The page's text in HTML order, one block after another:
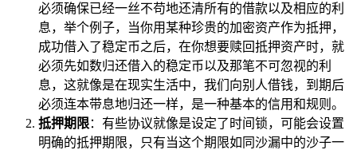
必须确保已经一丝不苟地还清所有的借款以及相应的利
息，举个例子，当你用某种珍贵的加密资产作为抵押，
成功借入了稳定币之后，在你想要赎回抵押资产时，就
必须先如数归还借入的稳定币以及那笔不可忽视的利
息，这就像是在现实生活中，我们向别人借钱，到期后
必须连本带息地归还一样，是一种基本的信用和规则。
抵押期限：有些协议就像是设定了时间锁，可能会设置
明确的抵押期限，只有当这个期限如同沙漏中的沙子一